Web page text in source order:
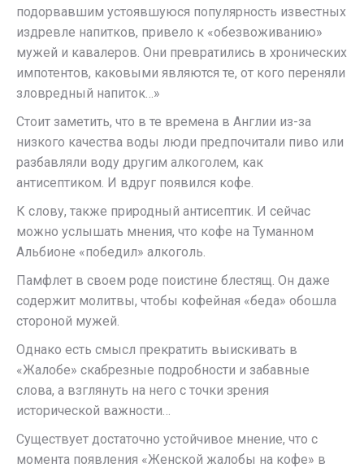
подорвавшим устоявшуюся популярность известных
издревле напитков, привело к «обезвоживанию»
мужей и кавалеров. Они превратились в хронических
импотентов, каковыми являются те, от кого переняли
зловредный напиток…»
Стоит заметить, что в те времена в Англии из-за
низкого качества воды люди предпочитали пиво или
разбавляли воду другим алкоголем, как
антисептиком. И вдруг появился кофе.
К слову, также природный антисептик. И сейчас
можно услышать мнения, что кофе на Туманном
Альбионе «победил» алкоголь.
Памфлет в своем роде поистине блестящ. Он даже
содержит молитвы, чтобы кофейная «беда» обошла
стороной мужей.
Однако есть смысл прекратить выискивать в
«Жалобе» скабрезные подробности и забавные
слова, а взглянуть на него с точки зрения
исторической важности…
Существует достаточно устойчивое мнение, что с
момента появления «Женской жалобы на кофе» в